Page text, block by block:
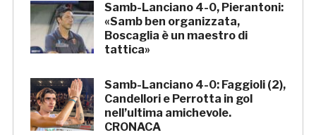
Samb-Lanciano 4-0, Pierantoni:
«Samb ben organizzata,
Boscaglia è un maestro di
tattica»
Samb-Lanciano 4-0: Faggioli (2),
Candellori e Perrotta in gol
nell’ultima amichevole.
CRONACA